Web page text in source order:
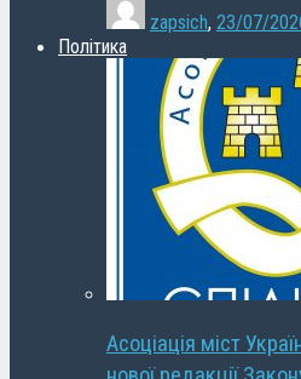
zapsich, 23/07/
Політика
Асоціація міст